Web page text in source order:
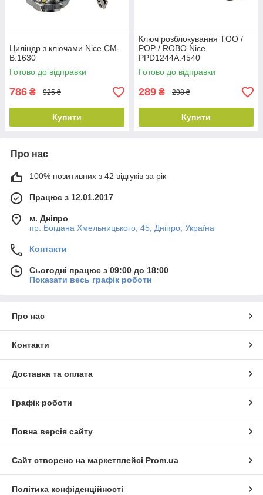
Циліндр з ключами Nice CM-
B.1630
Готово до відправки
786 ₴ 925 ₴
Купити
Ключ розблокування TOO /
POP / ROBO Nice
PPD1244A.4540
Готово до відправки
289 ₴ 298 ₴
Купити
Про нас
100% позитивних з 42 відгуків за рік
Працює з 12.01.2017
м. Дніпро
пр. Богдана Хмельницького, 45, Дніпро, Україна
Контакти
Сьогодні працює з 09:00 до 18:00
Показати весь графік роботи
Про нас
Контакти
Доставка та оплата
Графік роботи
Повна версія сайту
Сайт створено на маркетплейсі Prom.ua
Політика конфіденційності